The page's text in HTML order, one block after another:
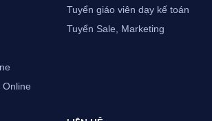
Tuyển giáo viên dạy kế toán
Tuyển Sale, Marketing